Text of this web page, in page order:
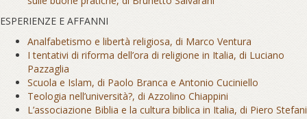
ESPERIENZE E AFFANNI
Analfabetismo e libertà religiosa, di Marco Ventura
I tentativi di riforma dell’ora di religione in Italia, di Luciano
Pazzaglia
Scuola e Islam, di Paolo Branca e Antonio Cuciniello
Teologia nell’università?, di Azzolino Chiappini
L’associazione Biblia e la cultura biblica in Italia, di Piero Stefani